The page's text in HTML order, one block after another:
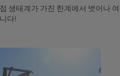
생태계가 가진 한계에서 벗어나 여
다!